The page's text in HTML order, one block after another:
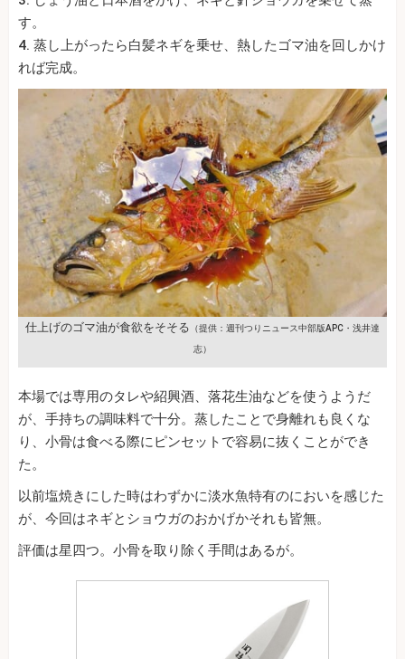
す。
4. 蒸し上がったら白髪ネギを乗せ、熱したゴマ油を回しかけ
れば完成。
仕上げのゴマ油が食欲をそそる （提供：週刊つりニュース中部版APC・浅井達
志）
本場では専用のタレや紹興酒、落花生油などを使うようだ
が、手持ちの調味料で十分。蒸したことで身離れも良くな
り、小骨は食べる際にピンセットで容易に抜くことができ
た。
以前塩焼きにした時はわずかに淡水魚特有のにおいを感じた
が、今回はネギとショウガのおかげかそれも皆無。
評価は星四つ。小骨を取り除く手間はあるが。